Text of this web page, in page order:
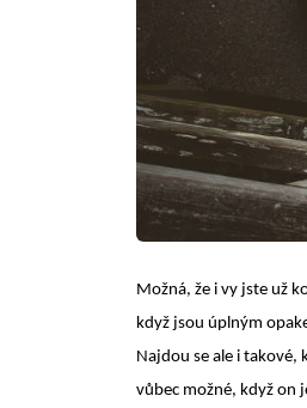
Možná, že i vy jste už
když jsou úplným
Najdou se ale i takové,
vůbec možné, když on